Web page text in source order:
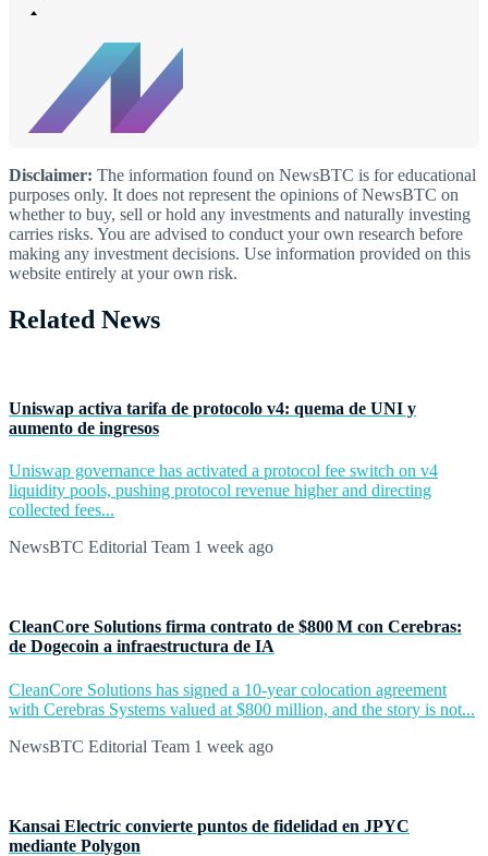
Disclaimer: The information found on NewsBTC is for educational
purposes only. It does not represent the opinions of NewsBTC on
whether to buy, sell or hold any investments and naturally investing
carries risks. You are advised to conduct your own research before
making any investment decisions. Use information provided on this
website entirely at your own risk.
Related News
Uniswap activa tarifa de protocolo v4: quema de UNI y
aumento de ingresos
Uniswap governance has activated a protocol fee switch on v4
liquidity pools, pushing protocol revenue higher and directing
collected fees...
NewsBTC Editorial Team 1 week ago
CleanCore Solutions firma contrato de $800 M con Cerebras:
de Dogecoin a infraestructura de IA
CleanCore Solutions has signed a 10-year colocation agreement
with Cerebras Systems valued at $800 million, and the story is not...
NewsBTC Editorial Team 1 week ago
Kansai Electric convierte puntos de fidelidad en JPYC
mediante Polygon